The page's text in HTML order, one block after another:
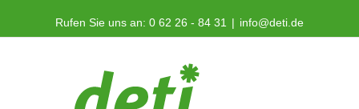
Rufen Sie uns an: 0 62 26 - 84 31 | info@deti.de